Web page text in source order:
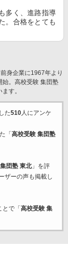
多く、進路指導
。合格をとても
身企業に1967年より
始。高校受験 集団塾
す。
た510人にアンケ
「 高校受験 集団塾
団塾 東北」を評
ザーの声も掲載し
で「 高校受験 集